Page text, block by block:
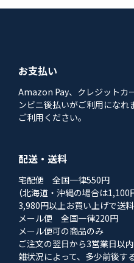
お支払い
Amazon Pay、クレジットカ
ンビニ後払いがご利用になれ
ご利用ください。
配送・送料
宅配便 全国一律550円
（北海道・沖縄の場合は1,100
3,980円以上お買い上げで送
メール便 全国一律220円
メール便可の商品のみ
ご注文の翌日から3営業日以
雑状況によって、多少前後す